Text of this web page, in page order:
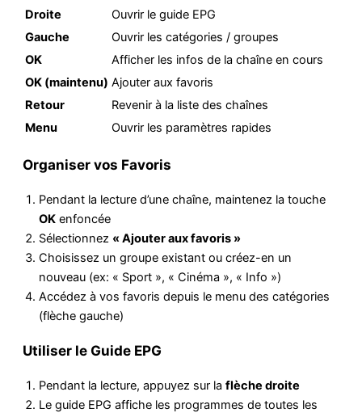
Droite
Ouvrir le guide EPG
Gauche
Ouvrir les catégories / groupes
OK
Afficher les infos de la chaîne en cours
OK (maintenu) Ajouter aux favoris
Retour
Revenir à la liste des chaînes
Menu
Ouvrir les paramètres rapides
Organiser vos Favoris
Pendant la lecture d’une chaîne, maintenez la touche
OK enfoncée
Sélectionnez « Ajouter aux favoris »
Choisissez un groupe existant ou créez-en un
nouveau (ex: « Sport », « Cinéma », « Info »)
Accédez à vos favoris depuis le menu des catégories
(flèche gauche)
Utiliser le Guide EPG
Pendant la lecture, appuyez sur la flèche droite
Le guide EPG affiche les programmes de toutes les